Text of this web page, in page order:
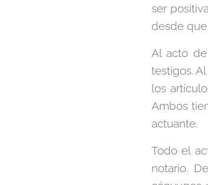
ser
desde que
Al acto
testigos.
los
Ambos
actuante.
Todo el
notario.